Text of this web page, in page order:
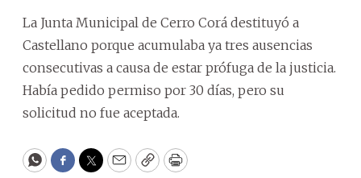
La Junta Municipal de Cerro Corá destituyó a
Castellano porque acumulaba ya tres ausencias
consecutivas a causa de estar prófuga de la justicia.
Había pedido permiso por 30 días, pero su
solicitud no fue aceptada.
WhatsApp
Facebook
Twitter
EmailCopyPrint